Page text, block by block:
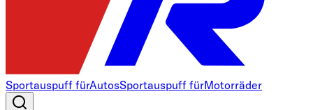
Sportauspuff fürAutosSportauspuff fürMotorräder